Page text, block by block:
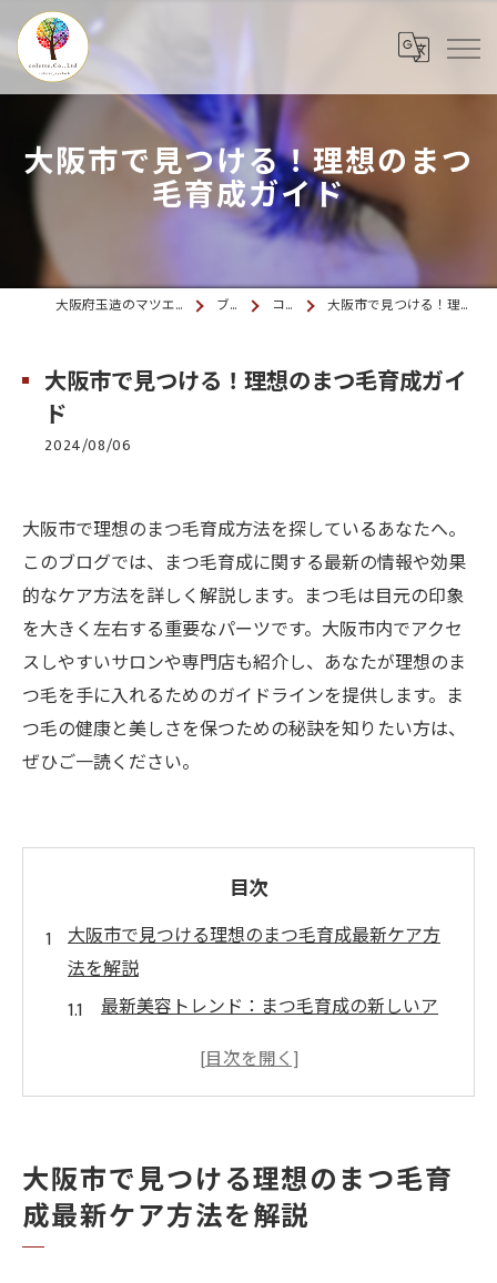
大阪市で見つける！理想のまつ
毛育成ガイド
大阪府玉造のマツエクならcolette. 玉造 ブログ コラム 大阪市で見つける！理想のまつ毛育成ガイド
大阪市で見つける！理想のまつ毛育成ガイ
ド
2024/08/06
大阪市で理想のまつ毛育成方法を探しているあなたへ。
このブログでは、まつ毛育成に関する最新の情報や効果
的なケア方法を詳しく解説します。まつ毛は目元の印象
を大きく左右する重要なパーツです。大阪市内でアクセ
スしやすいサロンや専門店も紹介し、あなたが理想のま
つ毛を手に入れるためのガイドラインを提供します。ま
つ毛の健康と美しさを保つための秘訣を知りたい方は、
ぜひご一読ください。
目次
大阪市で見つける理想のまつ毛育成最新ケア方
法を解説
最新美容トレンド：まつ毛育成の新しいア
大阪市内のおすすめまつ毛ケア専門サロン
自宅でできる簡単まつ毛育成ケア
大阪市で見つける理想のまつ毛育
成最新ケア方法を解説